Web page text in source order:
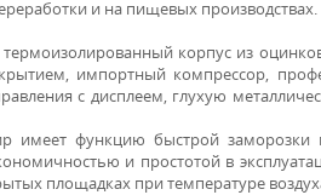
и на пищевых производствах.
корпус из
импортный компрессор,
с дисплеем, глухую
имеет функцию быстрой заморозки
и простотой в
площадках при температуре